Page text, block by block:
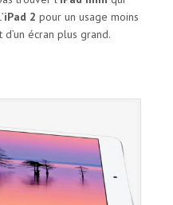
iPad 2 pour un usage moins
écran plus grand.